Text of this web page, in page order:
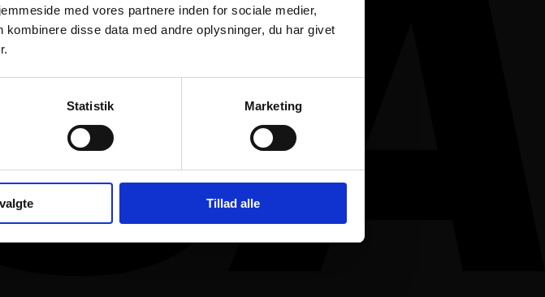
med vores partnere inden for sociale medier,
disse data med andre oplysninger, du har givet
Statistik Marketing
Tillad alle